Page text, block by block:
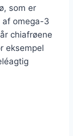
som er
af omega-3
chiafrøene
eksempel